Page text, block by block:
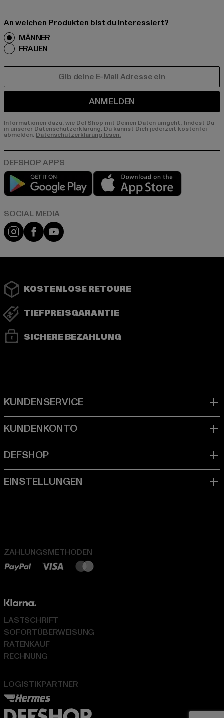
An welchen Produkten bist du interessiert?
MÄNNER
FRAUEN
ANMELDEN
Informationen dazu, wie DefShop mit Deinen Daten umgeht, findest Du
in unserer Datenschutzerklärung. Du kannst Dich jederzeit kostenfei
abmelden. Datenschutzerklärung lesen.
Play market
Instagram
FacebookYouTube
KOSTENLOSE RETOURE
TIEFPREISGARANTIE
SICHERE BEZAHLUNG
ZAHLUNGSMETHODEN
LOGISTIKPARTNER
LASTSCHRIFT
SOFORTÜBERWEISUNG
RATENKAUF
RECHNUNG